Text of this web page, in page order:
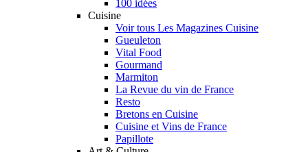
100 idées
Cuisine
Voir tous Les Magazines Cuisine
Gueuleton
Vital Food
Gourmand
Marmiton
La Revue du vin de France
Resto
Bretons en Cuisine
Cuisine et Vins de France
Papillote